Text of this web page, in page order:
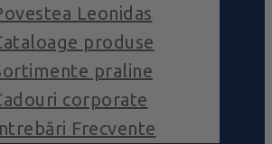
Leonidas
produse
praline
corporate
Frecvente